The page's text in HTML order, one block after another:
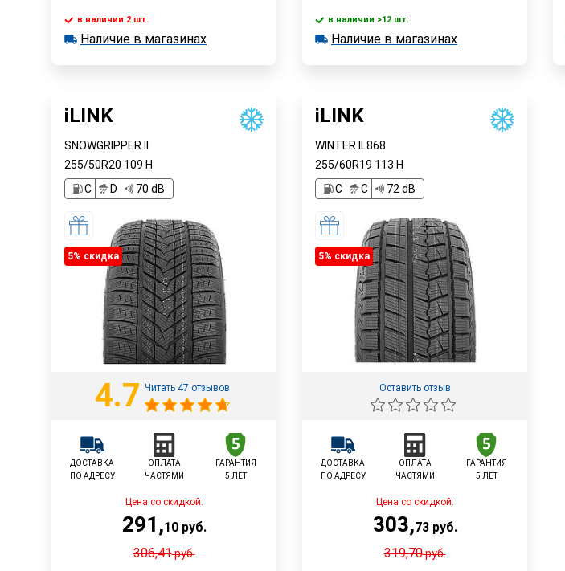
В корзину
в наличии 2 шт.
в наличии 2 шт.
Наличие в магазинах В корзину
в наличии >12 шт.
в наличии >12 шт.
Наличие в магазинах
iLINK
SNOWGRIPPER II
255/50R20 109 H
C
D 70 dB
5% cкидка
4.7 Читать 47 отзывов
ДОСТАВКА
ПО АДРЕСУ
ОПЛАТА
ЧАСТЯМИ
ГАРАНТИЯ
5 ЛЕТ
Цена со скидкой:
291 ,10руб.
306,41руб.
iLINK
WINTER IL868
255/60R19 113 H
C
C 72 dB
5% cкидка
Оставить отзыв
ДОСТАВКА
ПО АДРЕСУ
ОПЛАТА
ЧАСТЯМИ
ГАРАНТИЯ
5 ЛЕТ
Цена со скидкой:
303,73руб.
319,70руб.